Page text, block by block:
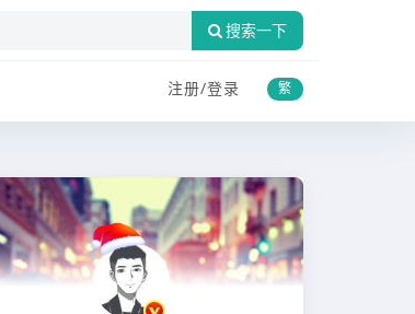
搜索一下
注册/登录 繁